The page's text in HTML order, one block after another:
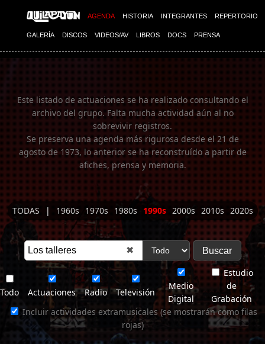
AGENDA HISTORIA INTEGRANTES REPERTORIO
GALERÍA DISCOS VIDEOS/AV LIBROS DOCS PRENSA
Imagen 01
Este listado de actuaciones se ha realizado consultando el
archivo del grupo. Falta mucha actividad aún al no
sobrevivir registros.
Se preserva una agenda más rigurosa desde el 21 de
agosto de 1973, lo anterior se ha reconstruído a partir de
afiches, prensa y memoria.
TODAS | 1960s 1970s 1980s 1990s 2000s 2010s 2020s
✖
Todo Actuaciones Radio Televisión
Medio
Digital
Estudio
de
Grabación
Incluir actividades extramusicales (se mostrarán como filas
rojas)